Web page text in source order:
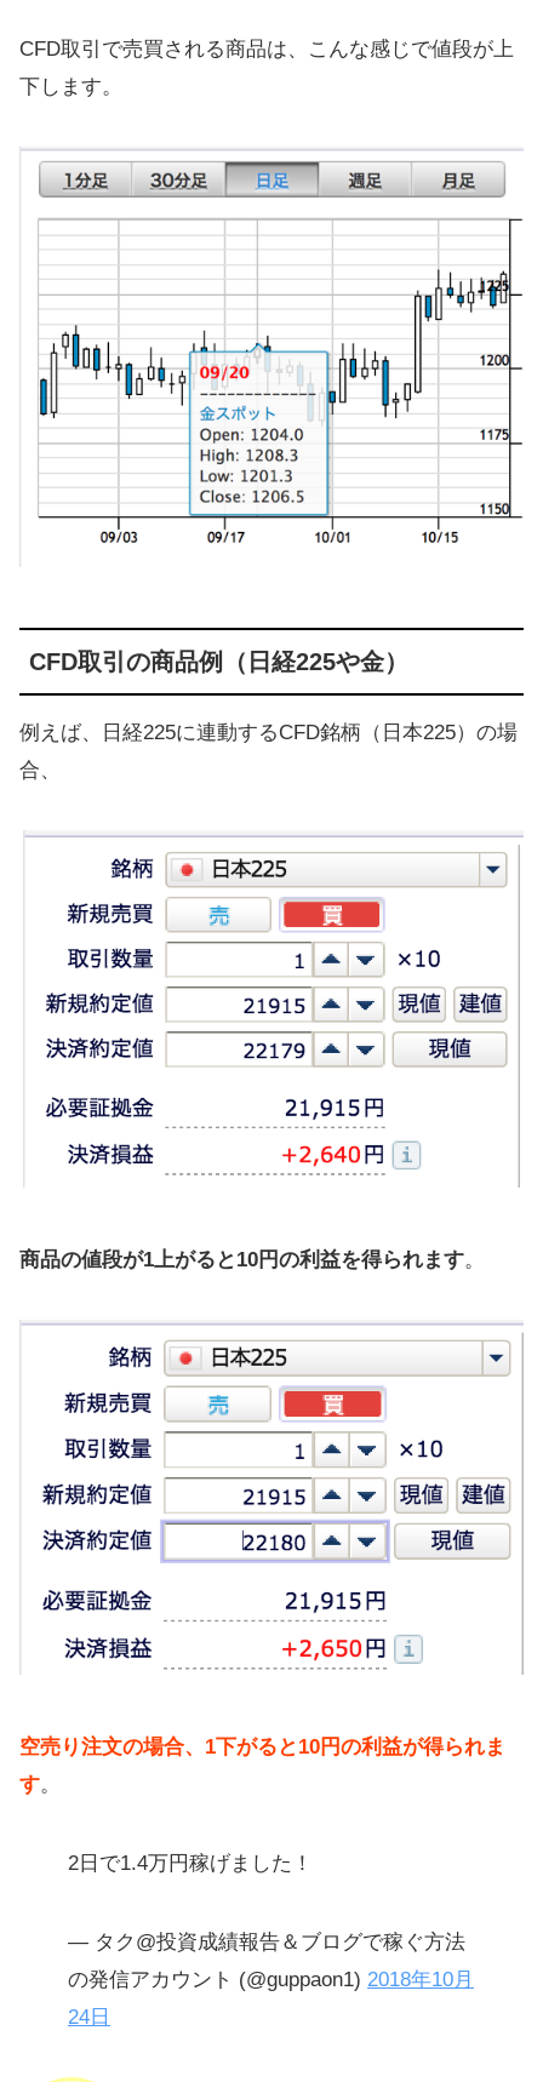
CFD取引で売買される商品は、こんな感じで値段が上
下します。
CFD取引の商品例（日経225や金）
例えば、日経225に連動するCFD銘柄（日本225）の場
合、
商品の値段が1上がると10円の利益を得られます。
空売り注文の場合、1下がると10円の利益が得られま
す。
2日で1.4万円稼げました！
— タク@投資成績報告＆ブログで稼ぐ方法
の発信アカウント (@guppaon1) 2018年10月
24日